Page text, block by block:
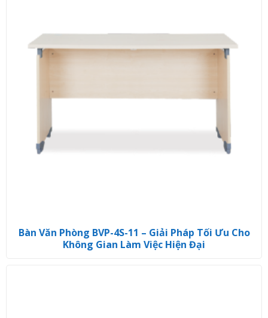
Bàn Văn Phòng BVP-4S-11 – Giải Pháp Tối Ưu Cho
Không Gian Làm Việc Hiện Đại